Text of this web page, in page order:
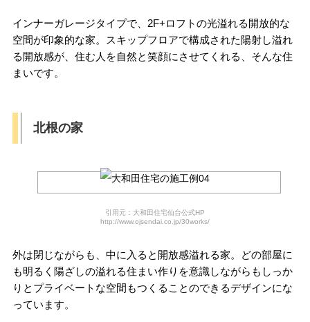
インナーガレージタイプで、2F+ロフトの光溢れる開放的な
空間が印象的な家。スキップフロアで構成された陽射し溢れ
る開放感が、住む人を自然と笑顔にさせてくれる、そんな住
まいです。
北根の家
引用元：大和田住宅仙台公式HP
http://www.ojsendai.co.jp/30works/
外は閉じながらも、中に入ると開放感溢れる家。どの部屋に
も明るく陽ざしの溢れる住まい作りを意識しながらもしっか
りとプライベートな空間もつくることのできるデザインにな
っています。